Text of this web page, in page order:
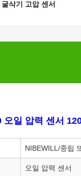
굴삭기 고압 센서
오일 압력 센서
NIBEWILL/중립
오일 압력 센서